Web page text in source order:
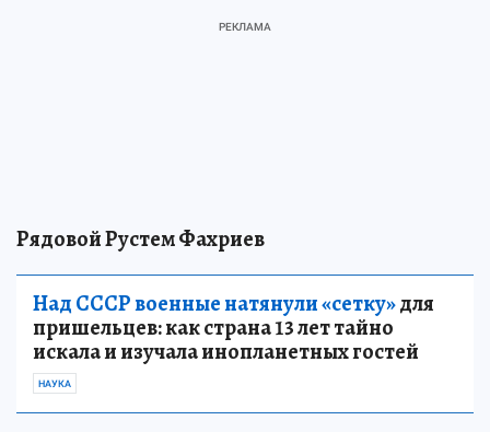
Рядовой Рустем Фахриев
Над СССР военные натянули «сетку»для
пришельцев: как страна 13 лет тайно
искала и изучала инопланетных гостей
НАУКА